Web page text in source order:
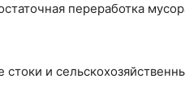
переработка
и